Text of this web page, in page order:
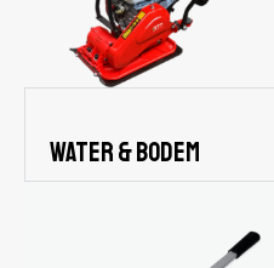
water & bodem